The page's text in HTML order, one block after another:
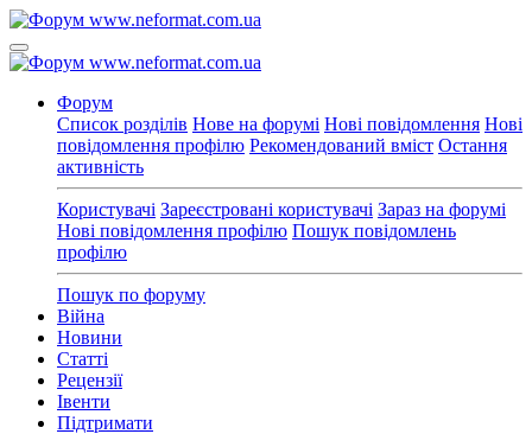
Форум
Список розділів Нове на форумі Нові повідомлення Нові
повідомлення профілю Рекомендований вміст Остання
активність
Користувачі Зареєстровані користувачі Зараз на форумі
Нові повідомлення профілю Пошук повідомлень
профілю
Пошук по форуму
Війна
Новини
Статті
Рецензії
Івенти
Підтримати